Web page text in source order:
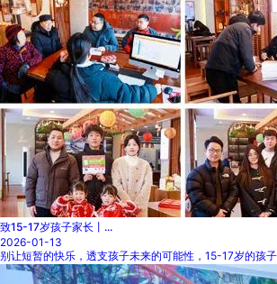
致15-17岁孩子家长丨...
2026-01-13
别让短暂的快乐，透支孩子未来的可能性，15-17岁的孩